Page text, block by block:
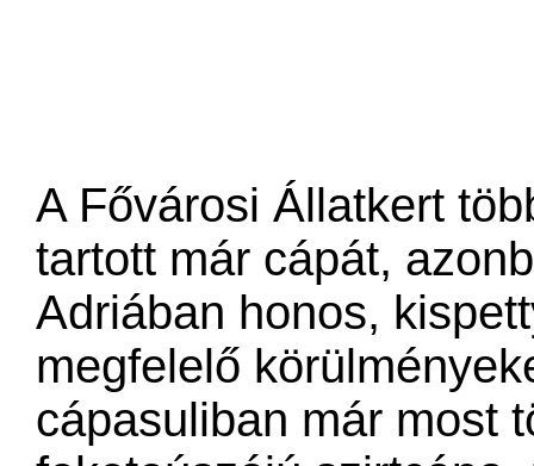
A Fővárosi Állatkert
tartott már cápát,
Adriában honos,
megfelelő
cápasuliban már most